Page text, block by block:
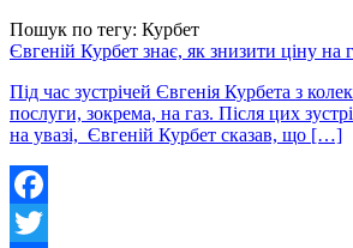
Пошук по тегу: Курбет
Євгеній Курбет знає, як знизити ціну на
Під час зустрічей Євгенія Курбета з
послуги, зокрема, на газ. Після цих
на увазі, Євгеній Курбет сказав, що […]
Facebook